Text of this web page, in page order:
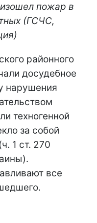
пожар в
(ГСЧС,
районного
досудебное
нарушения
техногенной
за собой
1 ст. 270
все